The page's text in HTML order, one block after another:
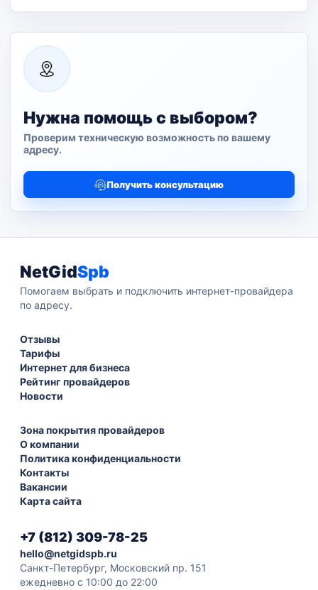
Нужна помощь с выбором?
Проверим техническую возможность по вашему
адресу.
Получить консультацию
NetGidSpb
Помогаем выбрать и подключить интернет-провайдера
по адресу.
Отзывы
Тарифы
Интернет для бизнеса
Рейтинг провайдеров
Новости
Зона покрытия провайдеров
О компании
Политика конфиденциальности
Контакты
Вакансии
Карта сайта
+7 (812) 309-78-25
hello@netgidspb.ru
Санкт-Петербург, Московский пр. 151
ежедневно с 10:00 до 22:00